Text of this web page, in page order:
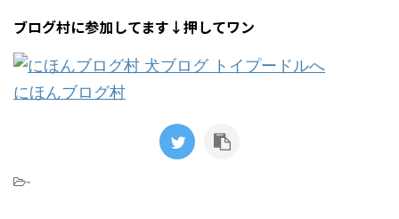
ブログ村に参加してます↓押してワン
にほんブログ村
-